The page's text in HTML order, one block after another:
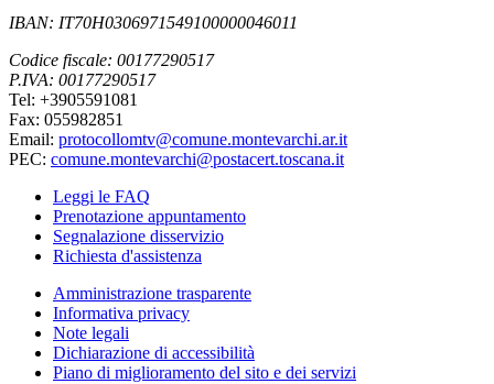
IBAN: IT70H0306971549100000046011
Codice fiscale: 00177290517
P.IVA: 00177290517
Tel: +3905591081
Fax: 055982851
Email: protocollomtv@comune.montevarchi.ar.it
PEC: comune.montevarchi@postacert.toscana.it
Leggi le FAQ
Prenotazione appuntamento
Segnalazione disservizio
Richiesta d'assistenza
Amministrazione trasparente
Informativa privacy
Note legali
Dichiarazione di accessibilità
Piano di miglioramento del sito e dei servizi